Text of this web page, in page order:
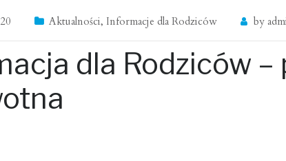
Aktualności, Informacje dla Rodziców by
dla Rodziców